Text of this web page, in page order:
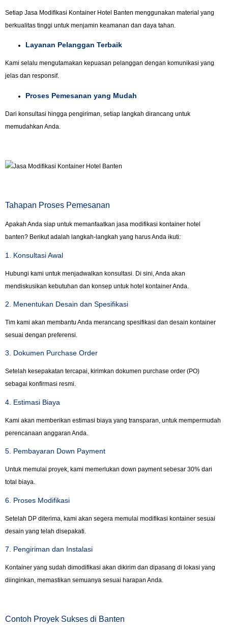
Setiap Jasa Modifikasi Kontainer Hotel Banten menggunakan material yang
berkualitas tinggi untuk menjamin keamanan dan daya tahan.
Layanan Pelanggan Terbaik
Kami selalu mengutamakan kepuasan pelanggan dengan komunikasi yang
jelas dan responsif.
Proses Pemesanan yang Mudah
Dari konsultasi hingga pengiriman, setiap langkah dirancang untuk
memudahkan Anda.
Tahapan Proses Pemesanan
Apakah Anda siap untuk memanfaatkan jasa modifikasi kontainer hotel
banten? Berikut adalah langkah-langkah yang harus Anda ikuti:
1. Konsultasi Awal
Hubungi kami untuk menjadwalkan konsultasi. Di sini, Anda akan
mendiskusikan kebutuhan dan konsep untuk hotel kontainer Anda.
2. Menentukan Desain dan Spesifikasi
Tim kami akan membantu Anda merancang spesifikasi dan desain kontainer
sesuai dengan preferensi.
3. Dokumen Purchase Order
Setelah kesepakatan tercapai, kirimkan dokumen purchase order (PO)
sebagai konfirmasi resmi.
4. Estimasi Biaya
Kami akan memberikan estimasi biaya yang transparan, untuk mempermudah
perencanaan anggaran Anda.
5. Pembayaran Down Payment
Untuk memulai proyek, kami memerlukan down payment sebesar 30% dari
total biaya.
6. Proses Modifikasi
Setelah DP diterima, kami akan segera memulai modifikasi kontainer sesuai
desain yang telah disepakati.
7. Pengiriman dan Instalasi
Kontainer yang sudah dimodifikasi akan dikirim dan dipasang di lokasi yang
diinginkan, memastikan semuanya sesuai harapan Anda.
Contoh Proyek Sukses di Banten